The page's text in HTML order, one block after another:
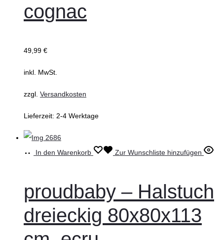
cognac
49,99 €
inkl. MwSt.
zzgl. Versandkosten
Lieferzeit: 2-4 Werktage
In den Warenkorb Zur Wunschliste hinzufügen
proudbaby – Halstuch
dreieckig 80x80x113